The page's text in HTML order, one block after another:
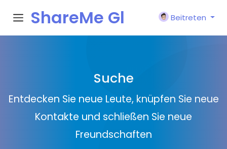
ShareMe Gl
Beitreten
Suche
Entdecken Sie neue Leute, knüpfen Sie neue
Kontakte und schließen Sie neue
Freundschaften